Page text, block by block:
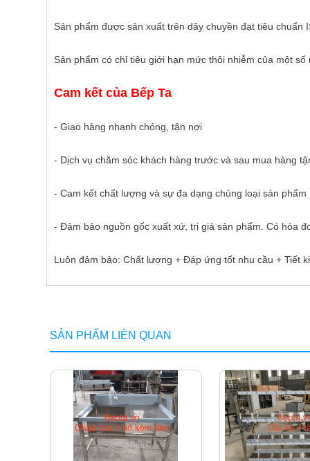
Sản phẩm được sản xuất trên dây chuyền đạt tiêu
Sản phẩm có chỉ tiêu giới hạn mức thôi nhiễm của một
Cam kết của Bếp Ta
- Giao hàng nhanh chóng, tận nơi
- Dịch vụ chăm sóc khách hàng trước và sau mua hàng
- Cam kết chất lượng và sự đa dạng chủng loại sản phẩm
- Đảm bảo nguồn gốc xuất xứ, trị giá sản phẩm. Có hóa
Luôn đảm bảo: Chất lượng + Đáp ứng tốt nhu cầu + Tiết
SẢN PHẨM LIÊN QUAN